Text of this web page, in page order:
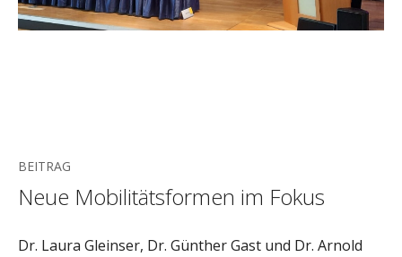
BEITRAG
Neue Mobilitätsformen im Fokus
Dr. Laura Gleinser, Dr. Günther Gast und Dr. Arnold